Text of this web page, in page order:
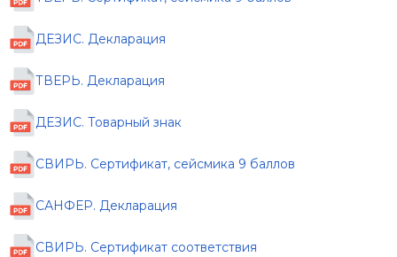
ДЕЗИС. Декларация
ТВЕРЬ. Декларация
ДЕЗИС. Товарный знак
СВИРЬ. Сертификат, сейсмика 9 баллов
САНФЕР. Декларация
СВИРЬ. Сертификат соответствия